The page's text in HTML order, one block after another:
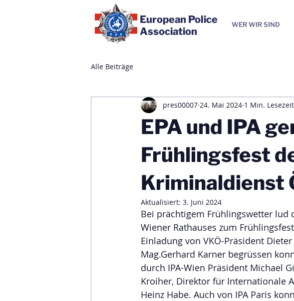
European Police
Association
WER WIR SIND
Alle Beiträge
EPA und IPA
Frühlingsfest
Kriminaldienst
pres00007 24. Mai 2024 1 Min. Lesezeit
Aktualisiert: 3. Juni 2024
Bei prächtigem Frühlingswetter lud
Wiener Rathauses zum
Einladung von VKÖ-Präsident
Mag.Gerhard Karner begrüssen
durch IPA-Wien Präsident Michael
Kroiher, Direktor für Internationale
Heinz Habe. Auch von IPA Paris